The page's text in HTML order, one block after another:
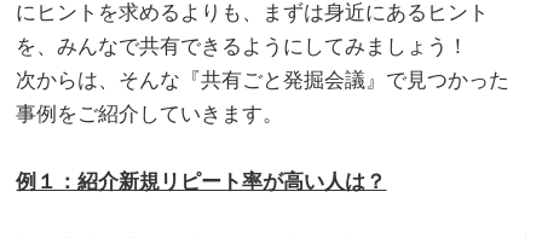
にヒントを求めるよりも、まずは身近にあるヒント
を、みんなで共有できるようにしてみましょう！
次からは、そんな『共有ごと発掘会議』で見つかった
事例をご紹介していきます。
例１：紹介新規リピート率が高い人は？